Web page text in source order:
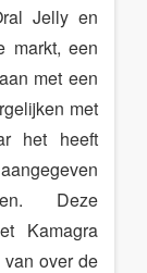
Jelly en
markt, een
met een
met
het heeft
Deze
Kamagra
over de